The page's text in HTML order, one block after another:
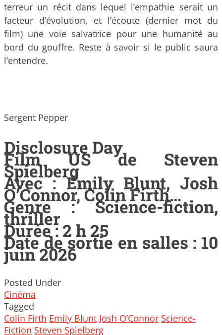
terreur un récit dans lequel l’empathie serait un
facteur d’évolution, et l’écoute (dernier mot du
film) une voie salvatrice pour une humanité au
bord du gouffre. Reste à savoir si le public saura
l’entendre.
Sergent Pepper
Disclosure Day
Film US de Steven
Spielberg
Avec : Emily Blunt, Josh
O’Connor, Colin Firth…
Genre : Science-fiction,
thriller
Durée : 2 h 25
Date de sortie en salles : 10
juin 2026
Posted Under
Cinéma
Tagged
Colin Firth Emily Blunt Josh O’Connor Science-
Fiction Steven Spielberg